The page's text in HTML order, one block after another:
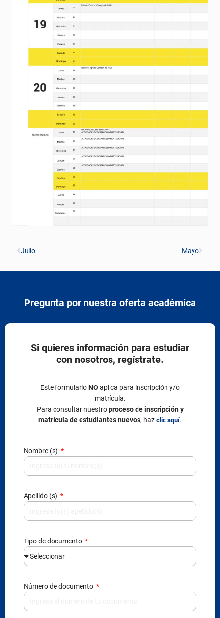
Julio Mayo
Pregunta por nuestra oferta académica
Si quieres información para estudiar
con nosotros, regístrate.
Este formularioNO aplica para inscripción y/o
matrícula.
Para consultar nuestroproceso de inscripción y
matrícula de estudiantes nuevos, haz clic aquí.
Nombre (s)
Apellido (s)
Tipo de documento
Número de documento